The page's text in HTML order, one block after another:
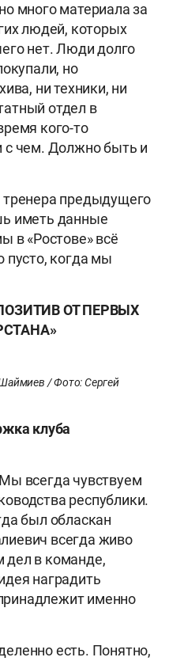
много материала за
людей, которых
нет. Люди долго
но
ни техники, ни
отдел в
кого-то
с чем. Должно быть и
тренера предыдущего
иметь данные
в «Ростове» всё
пусто, когда мы
ОТ ПЕРВЫХ
/ Фото: Сергей
клуба
всегда чувствуем
республики.
был обласкан
всегда живо
дел в команде,
наградить
именно
есть. Понятно,